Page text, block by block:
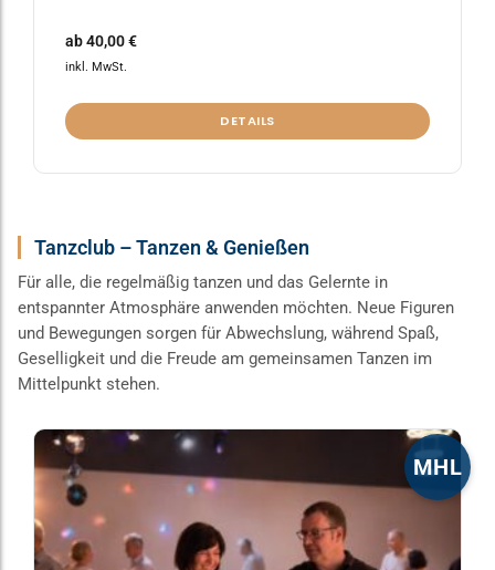
ab40,00€
inkl. MwSt.
DETAILS
Tanzclub – Tanzen & Genießen
Für alle, die regelmäßig tanzen und das Gelernte in
entspannter Atmosphäre anwenden möchten. Neue Figuren
und Bewegungen sorgen für Abwechslung, während Spaß,
Geselligkeit und die Freude am gemeinsamen Tanzen im
Mittelpunkt stehen.
MHL
Dieses
Produkt
weist
mehrere
Varianten